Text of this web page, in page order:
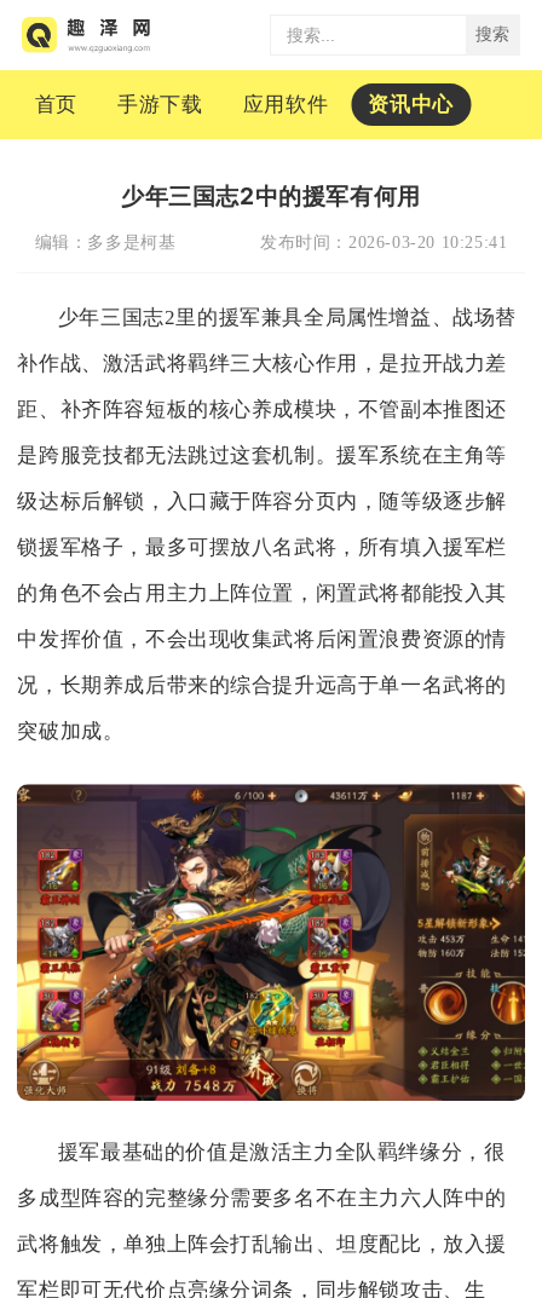
搜索
首页 手游下载 应用软件 资讯中心
少年三国志2中的援军有何用
编辑： 多多是柯基 发布时间： 2026-03-20 10:25:41
少年三国志2里的援军兼具全局属性增益、战场替
补作战、激活武将羁绊三大核心作用，是拉开战力差
距、补齐阵容短板的核心养成模块，不管副本推图还
是跨服竞技都无法跳过这套机制。援军系统在主角等
级达标后解锁，入口藏于阵容分页内，随等级逐步解
锁援军格子，最多可摆放八名武将，所有填入援军栏
的角色不会占用主力上阵位置，闲置武将都能投入其
中发挥价值，不会出现收集武将后闲置浪费资源的情
况，长期养成后带来的综合提升远高于单一名武将的
突破加成。
援军最基础的价值是激活主力全队羁绊缘分，很
多成型阵容的完整缘分需要多名不在主力六人阵中的
武将触发，单独上阵会打乱输出、坦度配比，放入援
军栏即可无代价点亮缘分词条，同步解锁攻击、生